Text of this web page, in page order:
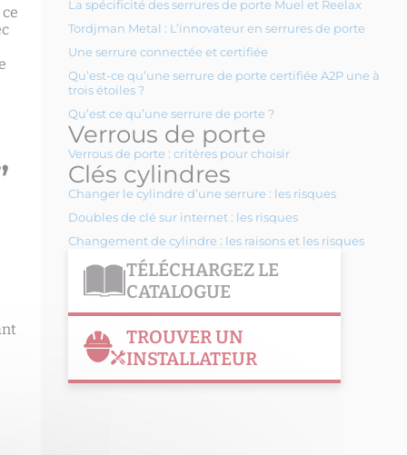
La spécificité des serrures de porte Muel et Reelax
Tordjman Metal : L’innovateur en serrures de porte
Une serrure connectée et certifiée
Qu’est-ce qu’une serrure de porte certifiée A2P une à
trois étoiles ?
Qu’est ce qu’une serrure de porte ?
Verrous de porte
Verrous de porte : critères pour choisir
Clés cylindres
Changer le cylindre d’une serrure : les risques
Doubles de clé sur internet : les risques
Changement de cylindre : les raisons et les risques
TÉLÉCHARGEZ LE
CATALOGUE
TROUVER UN
INSTALLATEUR